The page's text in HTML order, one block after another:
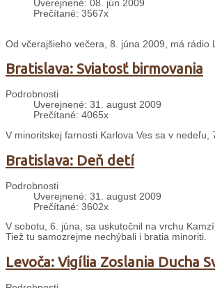
Uverejnené: 08. jún 2009
Prečítané: 3567x
Od včerajšieho večera, 8. júna 2009, má rádio
Bratislava: Sviatosť birmovania
Podrobnosti
Uverejnené: 31. august 2009
Prečítané: 4065x
V minoritskej farnosti Karlova Ves sa v nedeľu,
Bratislava: Deň detí
Podrobnosti
Uverejnené: 31. august 2009
Prečítané: 3602x
V sobotu, 6. júna, sa uskutočnil na vrchu
Tiež tu samozrejme nechýbali i bratia minoriti.
Levoča: Vigília Zoslania Ducha